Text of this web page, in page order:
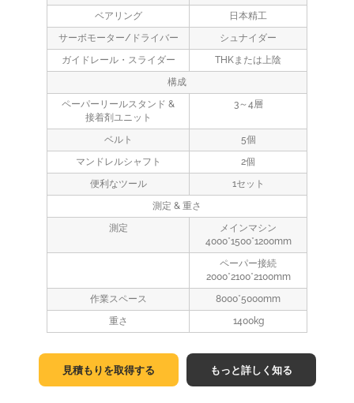
ベアリング
日本精工
サーボモーター/ドライバー
シュナイダー
ガイドレール・スライダー
THKまたは上陰
構成
ペーパーリールスタンド &
接着剤ユニット
3～4層
ベルト
5個
マンドレルシャフト
2個
便利なツール
1セット
測定 & 重さ
測定
メインマシン
4000*1500*1200mm
ペーパー接続
2000*2100*2100mm
作業スペース
8000*5000mm
重さ
1400kg
見積もりを取得する もっと詳しく知る